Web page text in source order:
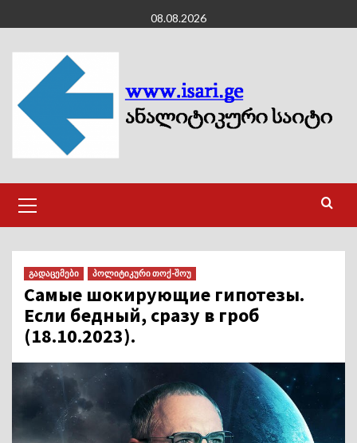
to
content
08.08.2026
Menu
გადაცემები პოლიტიკური თოქ-შოუ
Самые шокирующие гипотезы.
Если бедный, сразу в гроб
(18.10.2023).